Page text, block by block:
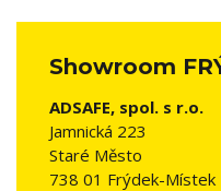
Showroom
ADSAFE, spol. s r.o.
Jamnická 223
Staré Město
738 01 Frýdek-Místek